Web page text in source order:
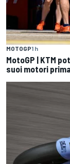
MOTOGP1 h
MotoGP | KTM
suoi motori